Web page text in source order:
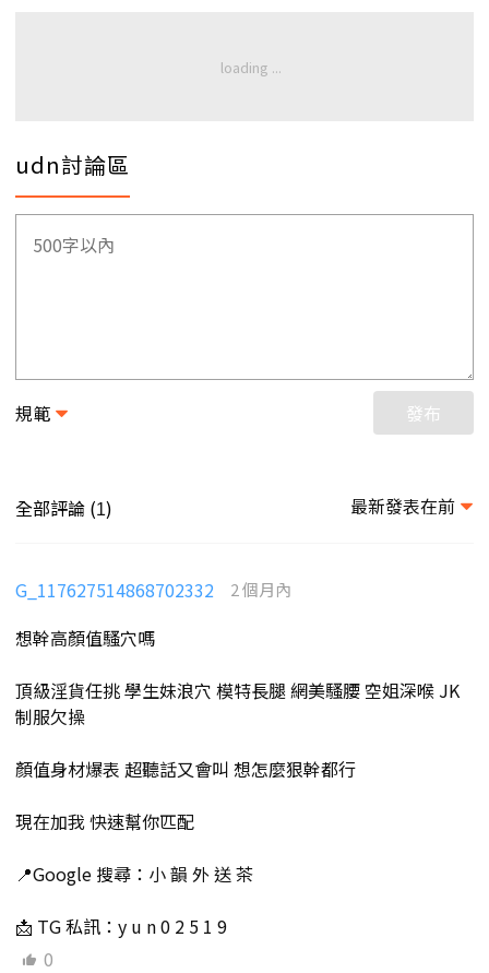
udn討論區
規範 發布
全部評論 (1) 最新發表在前
G_117627514868702332 2 個月內
想幹高顏值騷穴嗎
頂級淫貨任挑 學生妹浪穴 模特長腿 網美騷腰 空姐深喉 JK
制服欠操
顏值身材爆表 超聽話又會叫 想怎麼狠幹都行
現在加我 快速幫你匹配
📍Google 搜尋：小 韻 外 送 茶
📩 TG 私訊：y u n 0 2 5 1 9
0